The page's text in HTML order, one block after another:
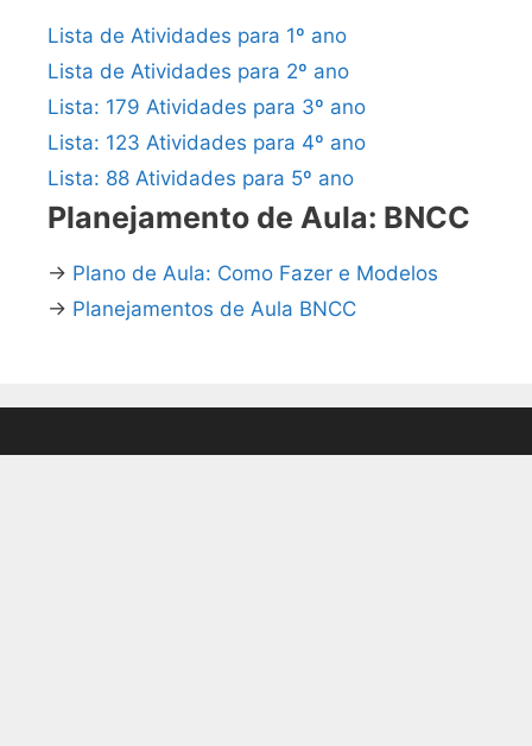
Lista de Atividades para 1º ano
Lista de Atividades para 2º ano
Lista: 179 Atividades para 3º ano
Lista: 123 Atividades para 4º ano
Lista: 88 Atividades para 5º ano
Planejamento de Aula: BNCC
→ Plano de Aula: Como Fazer e Modelos
→ Planejamentos de Aula BNCC